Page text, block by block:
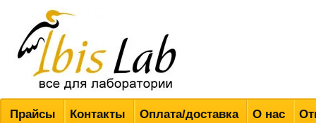
Всё для лабораторий
Прайсы Контакты Оплата/доставка О нас